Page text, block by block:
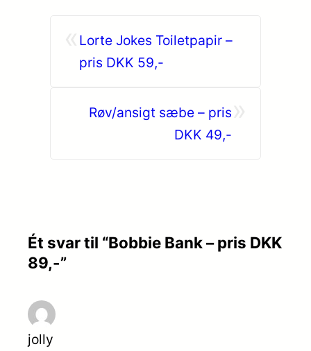
Lorte Jokes Toiletpapir –
pris DKK 59,-
Røv/ansigt sæbe – pris
DKK 49,-
Ét svar til “Bobbie Bank – pris DKK
89,-”
jolly